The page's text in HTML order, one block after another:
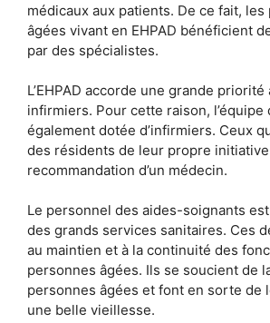
médicaux aux patients. De ce fait, les
âgées vivant en EHPAD bénéficient
par des spécialistes.
L’EHPAD accorde une grande priorité
infirmiers. Pour cette raison,
également dotée d’infirmiers. Ceux
des résidents de leur propre
recommandation d’un médecin.
Le personnel des aides-soignants
des grands services sanitaires. Ces
au maintien et à la continuité des
personnes âgées. Ils se soucient de
personnes âgées et font en sorte de
une belle vieillesse.